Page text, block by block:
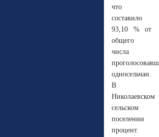
что
составило
93,10 % от
общего
числа
односельчан.
В
Николаевском
сельском
поселении
процент